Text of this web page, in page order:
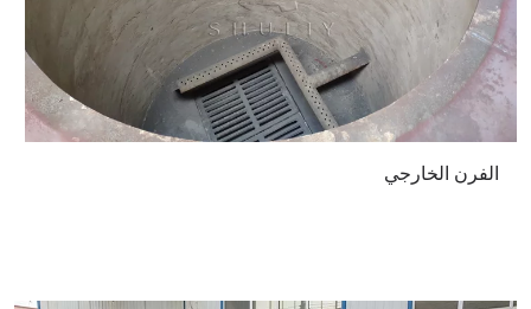
الفرن الخارجي